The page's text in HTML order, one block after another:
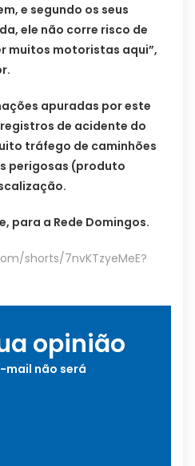
e segundo os seus
ele não corre risco de
muitos motoristas aqui”,
apuradas por este
de acidente do
tráfego de caminhões
perigosas (produto
para a Rede Domingos.
shorts/7nvKTzyeMeE?
opinião
mail não será